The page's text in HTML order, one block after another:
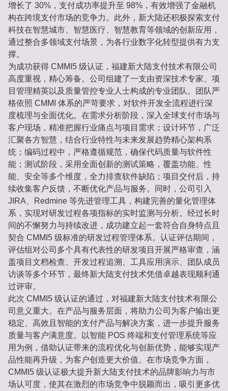
增长了 30%，支付成功率提升至 98%，有效增强了金融机
构在跨境支付市场的竞争力。此外，新大陆还积极探索支付
科技在智慧城市、智慧医疗、智慧教育等领域的创新应用，
通过整合多领域支付场景，为各行业数字化转型提供有力支
撑。
为成功获得 CMMI5 级认证，福建新大陆支付技术有限公司
高度重视，精心筹备。公司组建了一支由资深技术专家、项
目管理精英以及质量管控专业人士构成的专业团队。团队严
格依照 CMMI 体系的严苛要求，对软件开发全流程进行深
度梳理与全面优化。在需求分析阶段，深入全球支付市场与
客户现场，精准把握行业痛点与项目需求；设计环节，广泛
汇聚各方智慧，结合行业特性与未来发展趋势精心架构系
统；编码过程中，严格遵循规范，确保代码质量与软件性
能；测试阶段，采用全面创新的测试策略，覆盖功能、性
能、安全等多个维度，全力排查软件缺陷；项目交付后，持
续收集客户反馈，不断优化产品与服务。同时，公司引入
JIRA、Redmine 等先进管理工具，构建完善的量化管理体
系，实现对研发过程各项指标的实时监测与分析。经过长时
间的不懈努力与持续改进，成功建立起一套符合自身特点且
契合 CMMI5 级标准的研发过程管理体系。认证评估期间，
评估组对公司多个具有代表性的研发项目开展严格审查，涵
盖项目文档检查、开发过程追溯、工具应用演示、团队成员
访谈等多个环节，最终新大陆支付技术凭借卓越表现顺利通
过评审。
此次 CMMI5 级认证的通过，对福建新大陆支付技术有限公
司意义重大。在产品与服务层面，将助力公司为客户输出更
稳定、高效且智能的支付产品与解决方案，进一步提升服务
质量与客户满意度。以智能 POS 终端和支付管理系统等应
用为例，借助认证带来的流程优化与创新优势，能够实现产
品性能再升级，为客户创造更大价值。在市场竞争方面，
CMMI5 级认证极大提升新大陆支付技术的品牌影响力与市
场认可度，使其在激烈的市场竞争中脱颖而出，吸引更多优